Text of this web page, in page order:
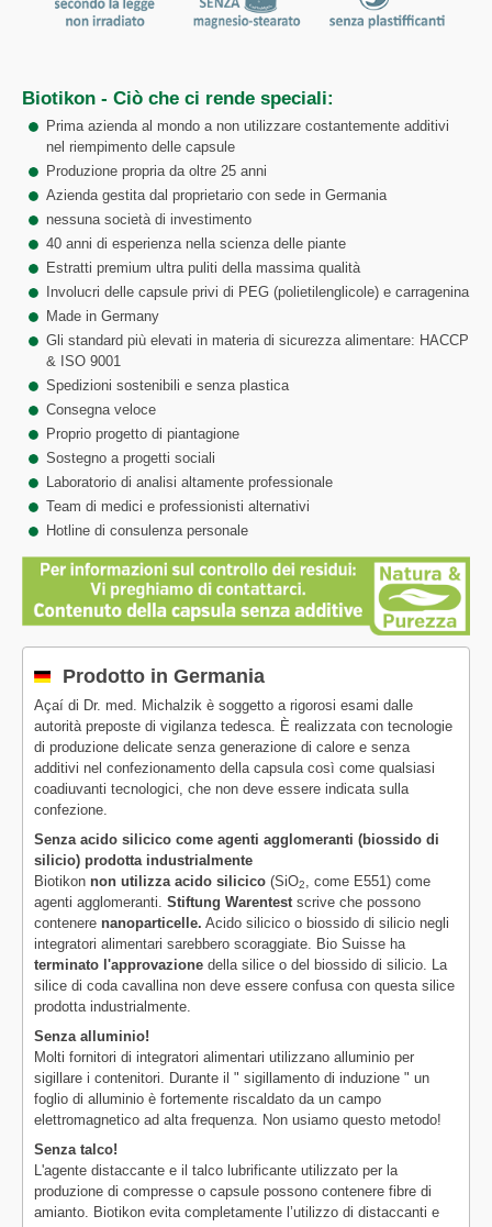
Biotikon - Ciò che ci rende speciali:
Prima azienda al mondo a non utilizzare costantemente additivi
nel riempimento delle capsule
Produzione propria da oltre 25 anni
Azienda gestita dal proprietario con sede in Germania
nessuna società di investimento
40 anni di esperienza nella scienza delle piante
Estratti premium ultra puliti della massima qualità
Involucri delle capsule privi di PEG (polietilenglicole) e carragenina
Made in Germany
Gli standard più elevati in materia di sicurezza alimentare: HACCP
& ISO 9001
Spedizioni sostenibili e senza plastica
Consegna veloce
Proprio progetto di piantagione
Sostegno a progetti sociali
Laboratorio di analisi altamente professionale
Team di medici e professionisti alternativi
Hotline di consulenza personale
Prodotto in Germania
Açaí di Dr. med. Michalzik è soggetto a rigorosi esami dalle
autorità preposte di vigilanza tedesca. È realizzata con tecnologie
di produzione delicate senza generazione di calore e senza
additivi nel confezionamento della capsula così come qualsiasi
coadiuvanti tecnologici, che non deve essere indicata sulla
confezione.
Senza acido silicico come agenti agglomeranti (biossido di
silicio) prodotta industrialmente
Biotikon non utilizza acido silicico (SiO2
, come E551) come
agenti agglomeranti. Stiftung Warentest scrive che possono
contenere nanoparticelle. Acido silicico o biossido di silicio negli
integratori alimentari sarebbero scoraggiate. Bio Suisse ha
terminato l'approvazione della silice o del biossido di silicio. La
silice di coda cavallina non deve essere confusa con questa silice
prodotta industrialmente.
Senza alluminio!
Molti fornitori di integratori alimentari utilizzano alluminio per
sigillare i contenitori. Durante il " sigillamento di induzione " un
foglio di alluminio è fortemente riscaldato da un campo
elettromagnetico ad alta frequenza. Non usiamo questo metodo!
Senza talco!
L'agente distaccante e il talco lubrificante utilizzato per la
produzione di compresse o capsule possono contenere fibre di
amianto. Biotikon evita completamente l’utilizzo di distaccanti e